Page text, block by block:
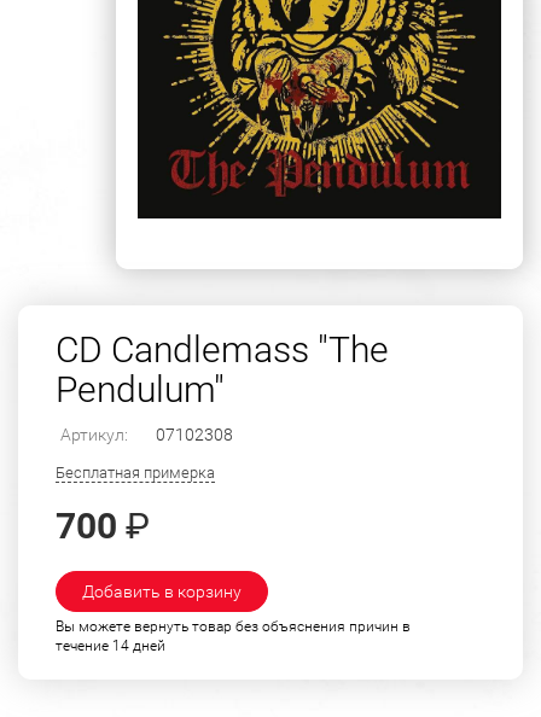
CD Candlemass "The
Pendulum"
Артикул: 07102308
Бесплатная примерка
700 ₽
Добавить в корзину
Вы можете вернуть товар без объяснения причин в
течение 14 дней